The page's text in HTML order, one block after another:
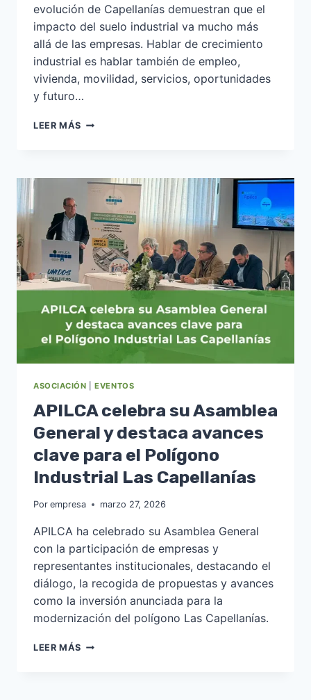
evolución de Capellanías demuestran que el
impacto del suelo industrial va mucho más
allá de las empresas. Hablar de crecimiento
industrial es hablar también de empleo,
vivienda, movilidad, servicios, oportunidades
y futuro…
LEER MÁS EL
CAPELLANÍAS
TAMBIÉN
TRANSFORMARÁ
CÁCERES
ASOCIACIÓN |EVENTOS
APILCA celebra su Asamblea
General y destaca avances
clave para el Polígono
Industrial Las Capellanías
Por empresa marzo 27, 2026
APILCA ha celebrado su Asamblea General
con la participación de empresas y
representantes institucionales, destacando el
diálogo, la recogida de propuestas y avances
como la inversión anunciada para la
modernización del polígono Las Capellanías.
LEER MÁS APILCA